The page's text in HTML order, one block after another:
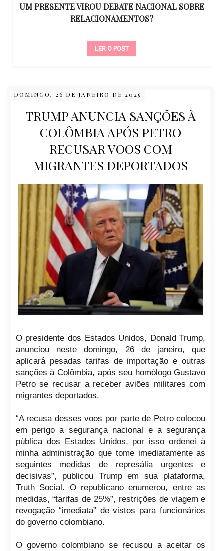
UM PRESENTE VIROU DEBATE NACIONAL SOBRE
RELACIONAMENTOS?
LER O POST
DOMINGO, 26 DE JANEIRO DE 2025
TRUMP ANUNCIA SANÇÕES À
COLÔMBIA APÓS PETRO
RECUSAR VOOS COM
MIGRANTES DEPORTADOS
O presidente dos Estados Unidos, Donald Trump,
anunciou neste domingo, 26 de janeiro, que
aplicará pesadas tarifas de importação e outras
sanções à Colômbia, após seu homólogo Gustavo
Petro se recusar a receber aviões militares com
migrantes deportados.
“A recusa desses voos por parte de Petro colocou
em perigo a segurança nacional e a segurança
pública dos Estados Unidos, por isso ordenei à
minha administração que tome imediatamente as
seguintes medidas de represália urgentes e
decisivas”, publicou Trump em sua plataforma,
Truth Social. O republicano enumerou, entre as
medidas, “tarifas de 25%”, restrições de viagem e
revogação “imediata” de vistos para funcionários
do governo colombiano.
O governo colombiano se recusou a aceitar os